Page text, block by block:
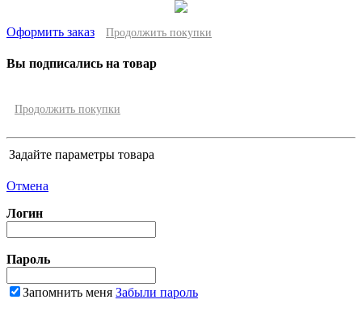
Оформить заказ Продолжить покупки
Вы подписались на товар
Продолжить покупки
Задайте параметры товара
Отмена
Логин
Пароль
Запомнить меня Забыли пароль